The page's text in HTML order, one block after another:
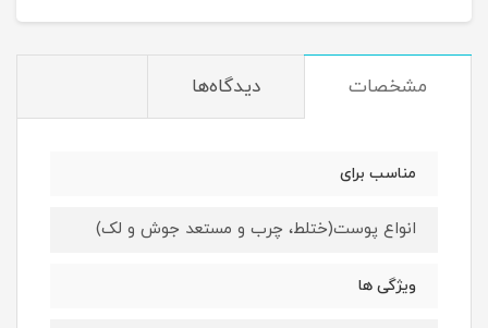
مشخصات دیدگاه‌ها
مناسب برای
انواع پوست(ختلط، چرب و مستعد جوش و لک)
ویژگی ها